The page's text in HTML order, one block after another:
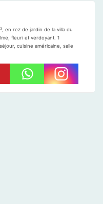
en rez de jardin de la villa du
fleuri et verdoyant. 1
cuisine américaine, salle